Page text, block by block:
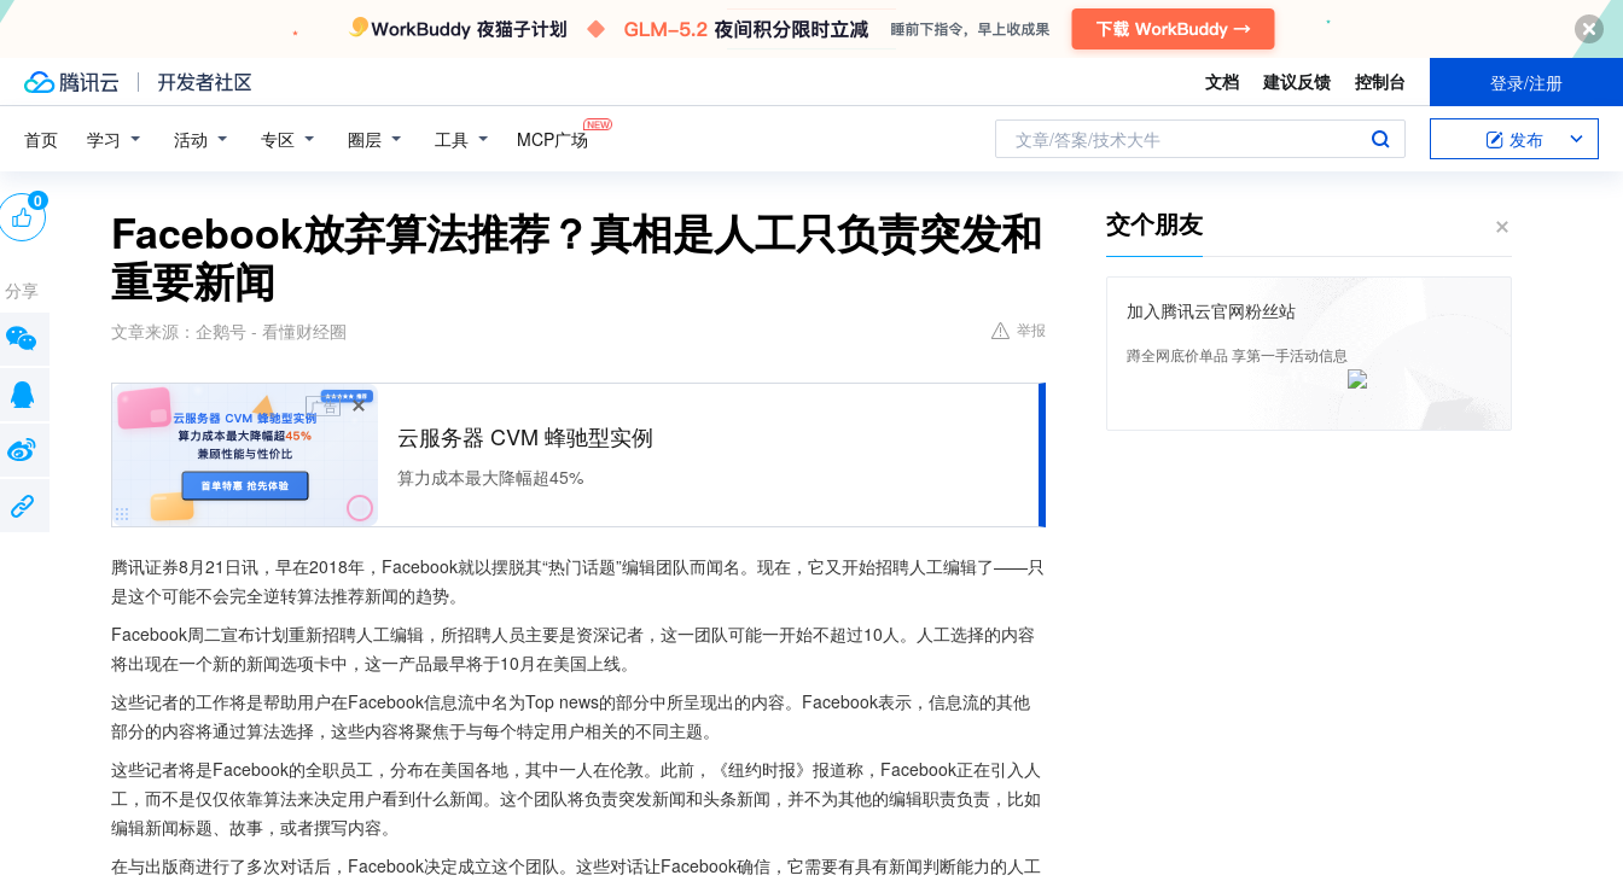
文档 建议反馈 控制台 登录/注册
首页 学习 活动 专区 圈层 工具 MCP广场 文章/答案/技术大牛 发布
Facebook放弃算法推荐？真相是人工只负责突发和
重要新闻
文章来源： 企鹅号 - 看懂财经圈 举报
广告
云服务器 CVM 蜂驰型实例
算力成本最大降幅超45%
腾讯证券8月21日讯，早在2018年，Facebook就以摆脱其“热门话题”编辑团队而闻名。现在，它又开始招聘人工编辑了——只
是这个可能不会完全逆转算法推荐新闻的趋势。
Facebook周二宣布计划重新招聘人工编辑，所招聘人员主要是资深记者，这一团队可能一开始不超过10人。人工选择的内容
将出现在一个新的新闻选项卡中，这一产品最早将于10月在美国上线。
这些记者的工作将是帮助用户在Facebook信息流中名为Top news的部分中所呈现出的内容。Facebook表示，信息流的其他
部分的内容将通过算法选择，这些内容将聚焦于与每个特定用户相关的不同主题。
这些记者将是Facebook的全职员工，分布在美国各地，其中一人在伦敦。此前，《纽约时报》报道称，Facebook正在引入人
工，而不是仅仅依靠算法来决定用户看到什么新闻。这个团队将负责突发新闻和头条新闻，并不为其他的编辑职责负责，比如
编辑新闻标题、故事，或者撰写内容。
在与出版商进行了多次对话后，Facebook决定成立这个团队。这些对话让Facebook确信，它需要有具有新闻判断能力的人工
0
分享
交个朋友
加入腾讯云官网粉丝站
蹲全网底价单品 享第一手活动信息